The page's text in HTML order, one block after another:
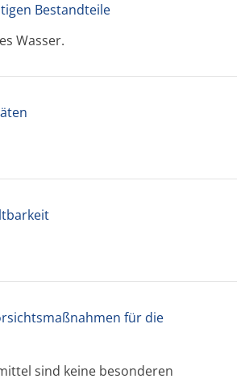
Bestandteile
Wasser.
für die
sind keine besonderen